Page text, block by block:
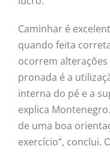
Caminhar é
quando feita
ocorrem alterações
pronada é a
interna do pé e a
explica
de uma boa
exercício”, conclui.